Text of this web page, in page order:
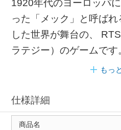
1920年代のヨーロッパ
った「メック」と呼ば
した世界が舞台の、
ラテジー）のゲームです
もっ
仕様詳細
商品名